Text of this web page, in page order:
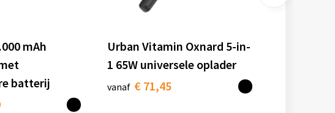
mAh
batterij
Urban Vitamin Oxnard 5-in-
1 65W universele oplader
vanaf € 71,45